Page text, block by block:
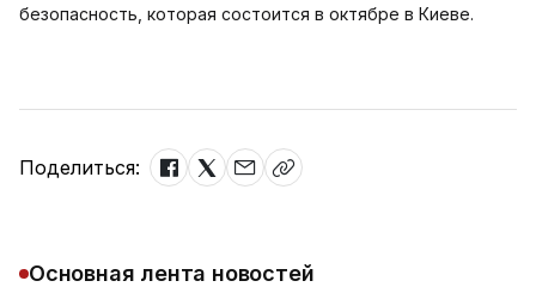
безопасность, которая состоится в октябре в Киеве.
Поделиться:
Основная лента новостей